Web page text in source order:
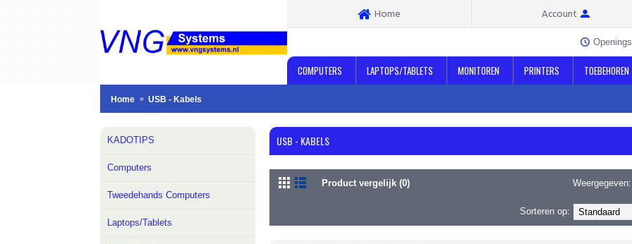
Home Account
COMPUTERS LAPTOPS/TABLETS MONITOREN PRINTERS TOEBEHOREN
Home USB - Kabels
KADOTIPS
Computers
Tweedehands Computers
Laptops/Tablets
USB - KABELS
Product vergelijk (0) Weergegeven:
Sorteren op: